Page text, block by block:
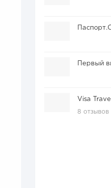
Visa Travel
8 отзывов